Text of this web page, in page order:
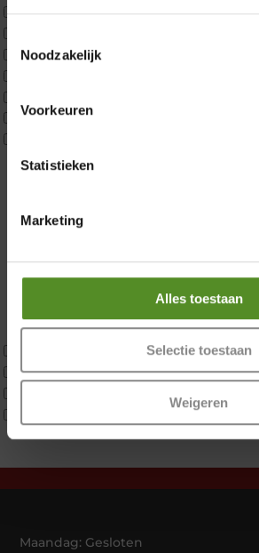
Toestemmingsselectie
Noodzakelijk
Voorkeuren
Statistieken
Marketing
Alles toestaan
Selectie toestaan
Weigeren
p350 twijfelaar
P650 Twijfelaar
Maatvoering
2 personen split
Materiaal
Traagschuim
Tweepersoons 1 kern
Tweepersoons 1 kern product
Maandag: Gesloten
Donderdag 12:00
Zaterdag 12:00 –